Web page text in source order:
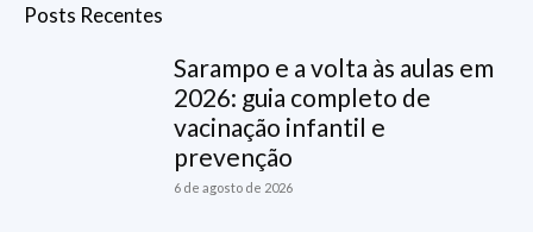
Posts Recentes
Sarampo e a volta às aulas em
2026: guia completo de
vacinação infantil e
prevenção
6 de agosto de 2026